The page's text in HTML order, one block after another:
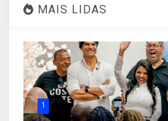
MAIS LIDAS
1